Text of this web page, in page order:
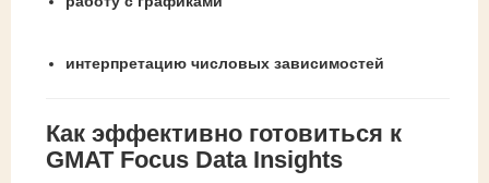
интерпретацию числовых зависимостей
Как эффективно готовиться к
GMAT Focus Data Insights